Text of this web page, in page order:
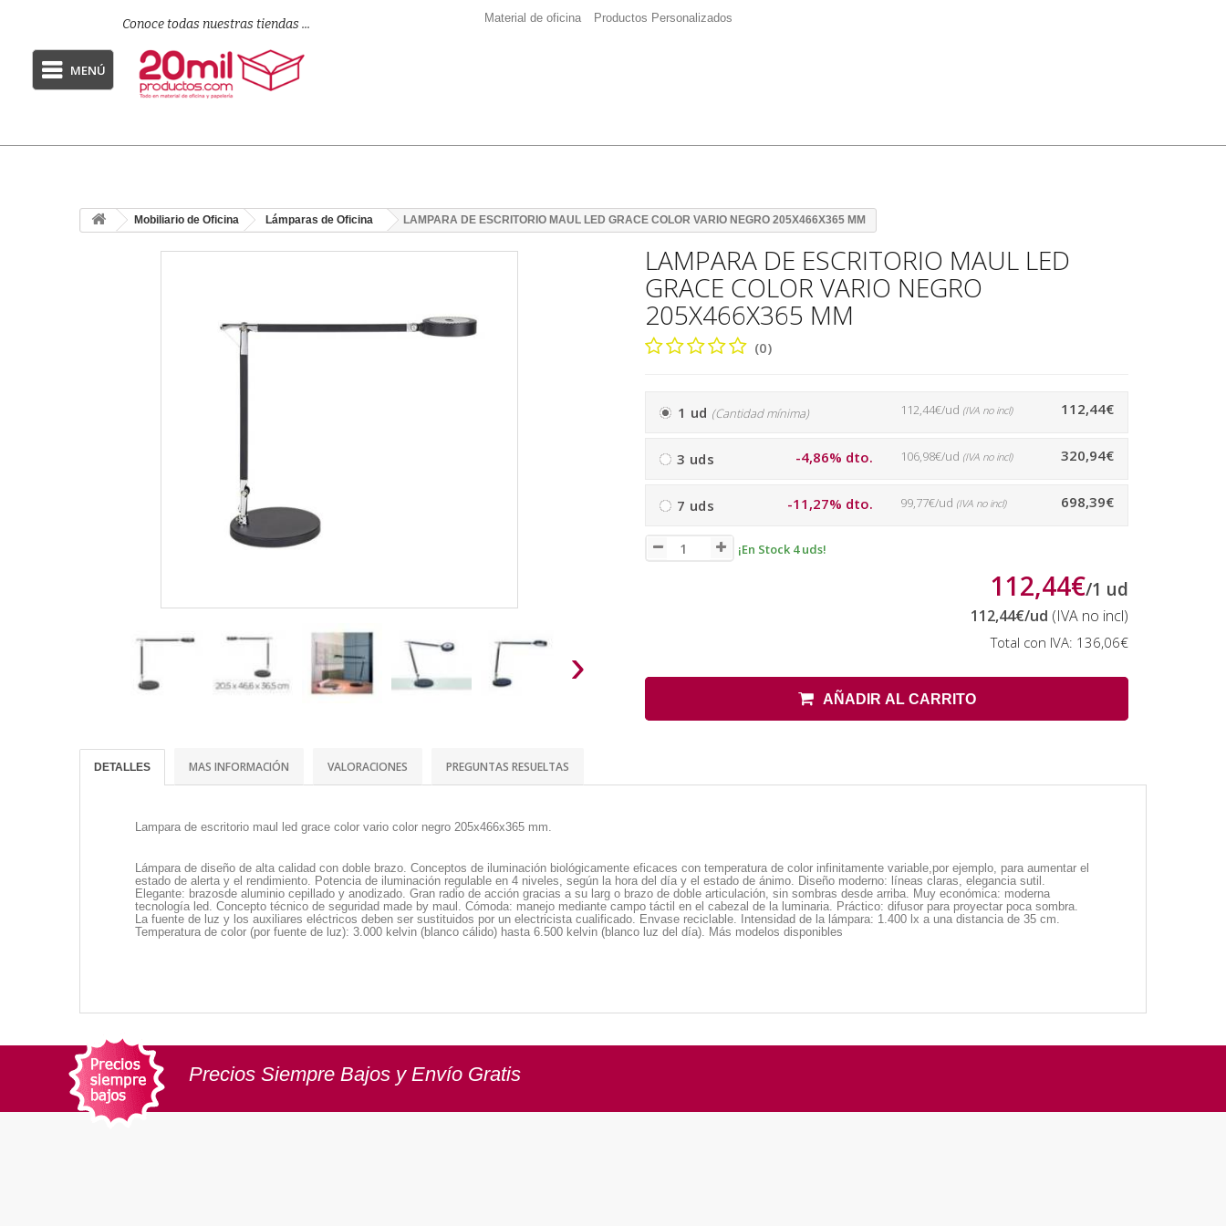
Conoce todas nuestras tiendas ... Material de oficina Productos Personalizados
MENÚ
Mobiliario de Oficina Lámparas de Oficina LAMPARA DE ESCRITORIO MAUL LED GRACE COLOR VARIO NEGRO 205X466X365 MM
›
LAMPARA DE ESCRITORIO MAUL LED
GRACE COLOR VARIO NEGRO
205X466X365 MM
(0)
1 ud (Cantidad mínima) 112,44€
112,44€/ud (IVA no incl)
3 uds -4,86% dto. 320,94€
106,98€/ud (IVA no incl)
7 uds -11,27% dto. 698,39€
99,77€/ud (IVA no incl)
¡En Stock 4 uds!
112,44€/1 ud
112,44€/ud (IVA no incl)
Total con IVA: 136,06€
AÑADIR AL CARRITO
DETALLES MAS INFORMACIÓN VALORACIONES PREGUNTAS RESUELTAS
Lampara de escritorio maul led grace color vario color negro 205x466x365 mm.
Lámpara de diseño de alta calidad con doble brazo. Conceptos de iluminación biológicamente eficaces con temperatura de color infinitamente variable,por ejemplo, para aumentar el
estado de alerta y el rendimiento. Potencia de iluminación regulable en 4 niveles, según la hora del día y el estado de ánimo. Diseño moderno: líneas claras, elegancia sutil.
Elegante: brazosde aluminio cepillado y anodizado. Gran radio de acción gracias a su larg o brazo de doble articulación, sin sombras desde arriba. Muy económica: moderna
tecnología led. Concepto técnico de seguridad made by maul. Cómoda: manejo mediante campo táctil en el cabezal de la luminaria. Práctico: difusor para proyectar poca sombra.
La fuente de luz y los auxiliares eléctricos deben ser sustituidos por un electricista cualificado. Envase reciclable. Intensidad de la lámpara: 1.400 lx a una distancia de 35 cm.
Temperatura de color (por fuente de luz): 3.000 kelvin (blanco cálido) hasta 6.500 kelvin (blanco luz del día). Más modelos disponibles
Precios Siempre Bajos y Envío Gratis